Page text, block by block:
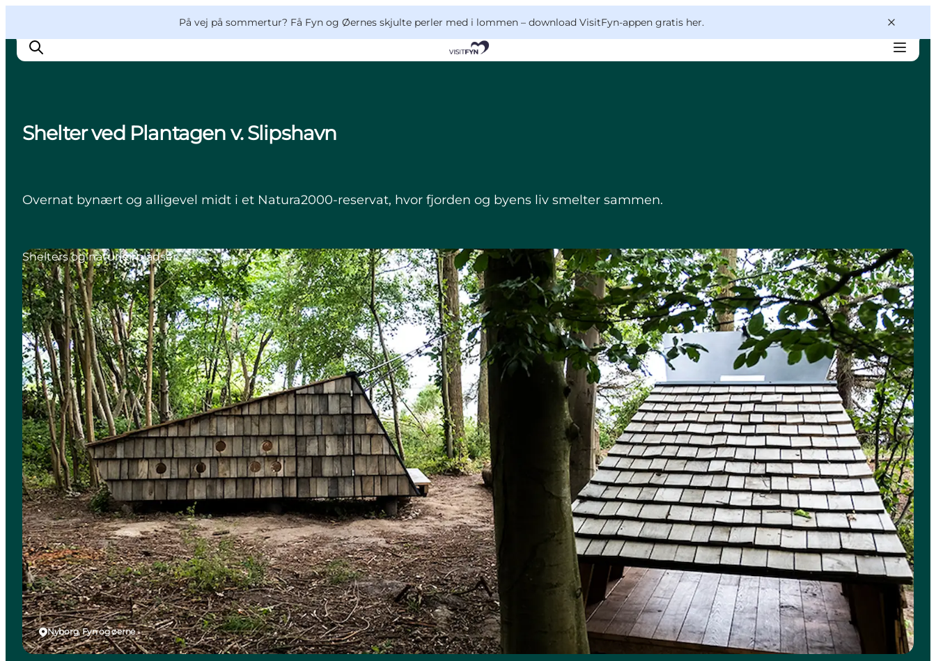
På vej på sommertur? Få Fyn og Øernes skjulte perler med i lommen – download VisitFyn-appen gratis her.
Mad og drikke
Overnatning
Shelter ved Plantagen v. Slipshavn
Overnat bynært og alligevel midt i et Natura2000-reservat, hvor fjorden og byens liv smelter sammen.
Nyborg, Fyn og øerne
Shelters og naturlejrpladser